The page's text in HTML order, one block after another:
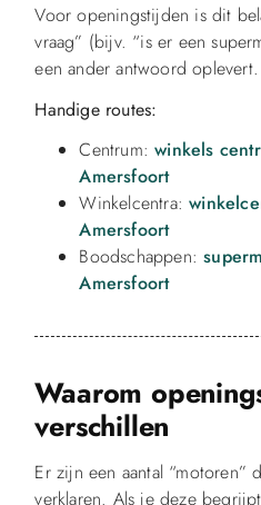
Voor openingstijden is dit
vraag” (bijv. “is er een
een ander antwoord oplevert.
Handige routes:
Centrum:winkels
Amersfoort
Winkelcentra:
Amersfoort
Boodschappen:
Amersfoort
Waarom
verschillen
Er zijn een aantal “motoren”
verklaren. Als je deze